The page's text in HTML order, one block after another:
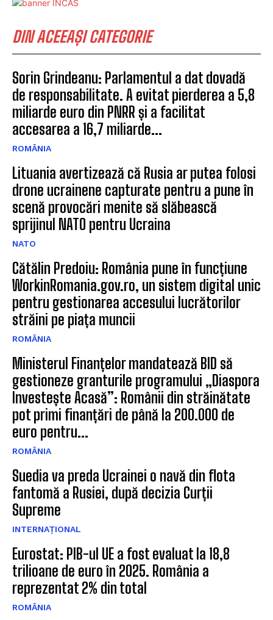
DIN ACEEAȘI CATEGORIE
Sorin Grindeanu: Parlamentul a dat dovadă
de responsabilitate. A evitat pierderea a 5,8
miliarde euro din PNRR și a facilitat
accesarea a 16,7 miliarde...
ROMÂNIA
Lituania avertizează că Rusia ar putea folosi
drone ucrainene capturate pentru a pune în
scenă provocări menite să slăbească
sprijinul NATO pentru Ucraina
NATO
Cătălin Predoiu: România pune în funcțiune
WorkinRomania.gov.ro, un sistem digital unic
pentru gestionarea accesului lucrătorilor
străini pe piața muncii
ROMÂNIA
Ministerul Finanțelor mandatează BID să
gestioneze granturile programului „Diaspora
Investește Acasă”: Românii din străinătate
pot primi finanțări de până la 200.000 de
euro pentru...
ROMÂNIA
Suedia va preda Ucrainei o navă din flota
fantomă a Rusiei, după decizia Curții
Supreme
INTERNAȚIONAL
Eurostat: PIB-ul UE a fost evaluat la 18,8
trilioane de euro în 2025. România a
reprezentat 2% din total
ROMÂNIA